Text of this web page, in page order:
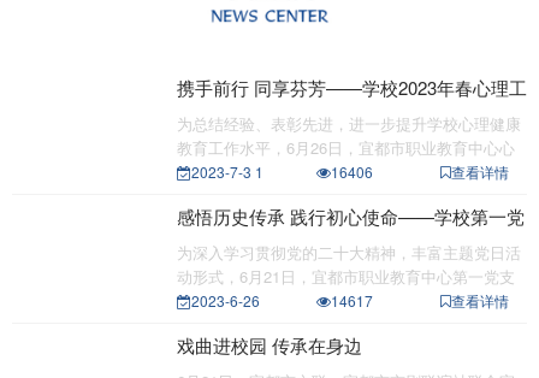
高星级饭店运营与管理专业面试合格的公告
宜都市职业教育中心 谢绝“升学宴”“谢师
2025-07-20
宜都市职业教育中心医务人员招聘公告
2025-01-10
2024年宜都市职业教育中心质量年报报告
2024-08-11
宜都市职业教育中心学生宿舍安全管理员招
2023-12-15
宜都市职业教育中心2023年秋季学期食堂满
意度问卷调查分析
2023-07-26
2023年宜昌市中等职业学校招生录取征集志
2023-07-21
宜都市职业教育中心2023级新生报到注册公
2023-07-20
宜都市职业教育中心关于旅游服务与管理和
高星级饭店运营与管理专业面试合格的公告
2023-06-29
宜都市职业教育中心 谢绝“升学宴”“谢师
携手前行 同享芬芳——学校2023年春心理工
作总结表彰会
为总结经验、表彰先进，进一步提升学校心理健康
教育工作水平，6月26日，宜都市职业教育中心心
理健康发展
2023-7-3 1 16406 查看详情
感悟历史传承 践行初心使命——学校第一党
支部赴宜都市博物馆开展支部主题党日活动
为深入学习贯彻党的二十大精神，丰富主题党日活
动形式，6月21日，宜都市职业教育中心第一党支
部组织全体
2023-6-26 14617 查看详情
戏曲进校园 传承在身边